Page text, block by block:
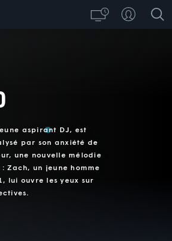
aspirant DJ, est
par son anxiété de
une nouvelle mélodie
Zach, un jeune homme
lui ouvre les yeux sur